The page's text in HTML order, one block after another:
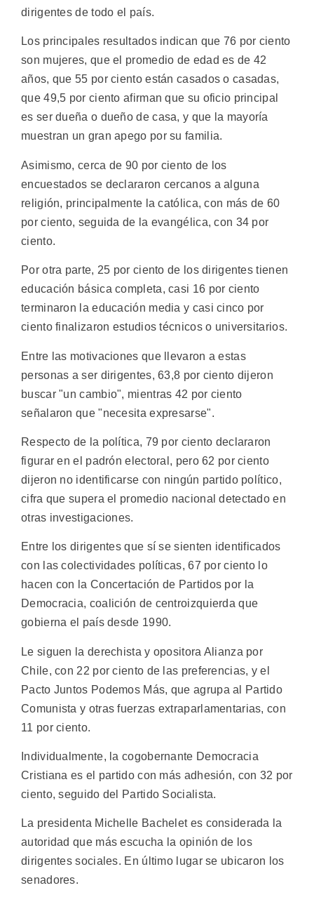
dirigentes de todo el país.
Los principales resultados indican que 76 por ciento
son mujeres, que el promedio de edad es de 42
años, que 55 por ciento están casados o casadas,
que 49,5 por ciento afirman que su oficio principal
es ser dueña o dueño de casa, y que la mayoría
muestran un gran apego por su familia.
Asimismo, cerca de 90 por ciento de los
encuestados se declararon cercanos a alguna
religión, principalmente la católica, con más de 60
por ciento, seguida de la evangélica, con 34 por
ciento.
Por otra parte, 25 por ciento de los dirigentes tienen
educación básica completa, casi 16 por ciento
terminaron la educación media y casi cinco por
ciento finalizaron estudios técnicos o universitarios.
Entre las motivaciones que llevaron a estas
personas a ser dirigentes, 63,8 por ciento dijeron
buscar "un cambio", mientras 42 por ciento
señalaron que "necesita expresarse".
Respecto de la política, 79 por ciento declararon
figurar en el padrón electoral, pero 62 por ciento
dijeron no identificarse con ningún partido político,
cifra que supera el promedio nacional detectado en
otras investigaciones.
Entre los dirigentes que sí se sienten identificados
con las colectividades políticas, 67 por ciento lo
hacen con la Concertación de Partidos por la
Democracia, coalición de centroizquierda que
gobierna el país desde 1990.
Le siguen la derechista y opositora Alianza por
Chile, con 22 por ciento de las preferencias, y el
Pacto Juntos Podemos Más, que agrupa al Partido
Comunista y otras fuerzas extraparlamentarias, con
11 por ciento.
Individualmente, la cogobernante Democracia
Cristiana es el partido con más adhesión, con 32 por
ciento, seguido del Partido Socialista.
La presidenta Michelle Bachelet es considerada la
autoridad que más escucha la opinión de los
dirigentes sociales. En último lugar se ubicaron los
senadores.